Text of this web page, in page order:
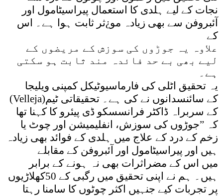
نجات کے لیے ہلدی کا استعمال پیراسیٹامول اور
آئبروفن سے بھی زیادہ مو¿ثر ثابت ہوا ہے۔ اس
کے
علاوہ یہ جوڑوں کی سوزش کے مریضوں کے
لیے بھی بے حد فائدہ مند ثابت ہو سکتی
ہے۔
یہ تحقیق اٹلی کی فارماسیوٹیکل کمپنی ویلیجا
(Velleja)کے سائنسدانوں نے کی ہے۔ تحقیقاتی ٹیم
کے سربراہ ڈاکٹر فرانسسکو ڈی پیئرو کا کہنا تھا
کہ ”جوڑوں کی سوزش، انفلیمیشن اور چوٹ یا
زخم کے درد کے علاج میں ہلدی کے فوائد بھی زیادہ
ہیں اور پیراسیٹامول اور آئبروفن کے مقابلے
میں اس کے مضراثرات بھی نہ ہونے کے برابر
ہیں۔ ہم نے اپنی تحقیق میں رگبی کے 50کھلاڑیوں
پر تجربات کیے جنہیں اکثر چوٹوں کا سامنا رہتا